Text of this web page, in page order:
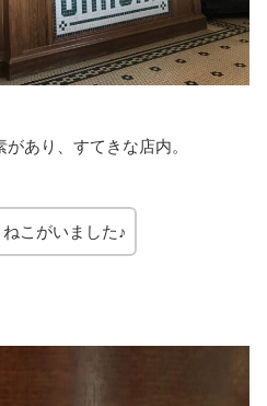
あり、すてきな店内。
こがいました♪